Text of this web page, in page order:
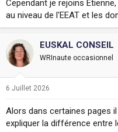
Cependant je rejoins
au niveau de l'EEAT et les
EUSKAL CONSEIL
WRInaute occasionnel
6 Juillet 2026
Alors dans certaines pages
expliquer la différence entre